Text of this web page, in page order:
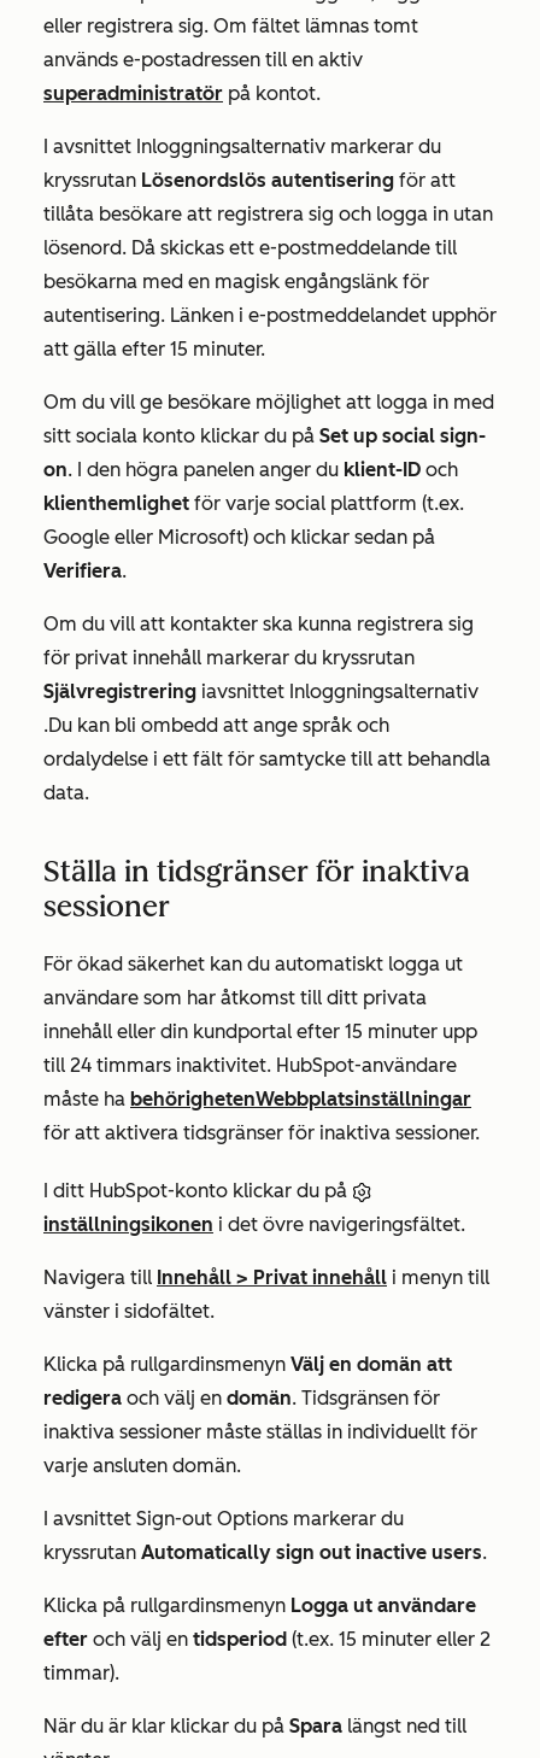
eller registrera sig. Om fältet lämnas tomt
används e-postadressen till en aktiv
superadministratör på kontot.
I avsnittet Inloggningsalternativ markerar du
kryssrutan Lösenordslös autentisering för att
tillåta besökare att registrera sig och logga in utan
lösenord. Då skickas ett e-postmeddelande till
besökarna med en magisk engångslänk för
autentisering. Länken i e-postmeddelandet upphör
att gälla efter 15 minuter.
Om du vill ge besökare möjlighet att logga in med
sitt sociala konto klickar du på Set up social sign-
on. I den högra panelen anger du klient-ID och
klienthemlighet för varje social plattform (t.ex.
Google eller Microsoft) och klickar sedan på
Verifiera.
Om du vill att kontakter ska kunna registrera sig
för privat innehåll markerar du kryssrutan
Självregistrering iavsnittet Inloggningsalternativ
.Du kan bli ombedd att ange språk och
ordalydelse i ett fält för samtycke till att behandla
data.
Ställa in tidsgränser för inaktiva
sessioner
För ökad säkerhet kan du automatiskt logga ut
användare som har åtkomst till ditt privata
innehåll eller din kundportal efter 15 minuter upp
till 24 timmars inaktivitet. HubSpot-användare
måste ha behörighetenWebbplatsinställningar
för att aktivera tidsgränser för inaktiva sessioner.
I ditt HubSpot-konto klickar du på
inställningsikonen i det övre navigeringsfältet.
Navigera till Innehåll > Privat innehåll i menyn till
vänster i sidofältet.
Klicka på rullgardinsmenyn Välj en domän att
redigera och välj en domän. Tidsgränsen för
inaktiva sessioner måste ställas in individuellt för
varje ansluten domän.
I avsnittet Sign-out Options markerar du
kryssrutan Automatically sign out inactive users.
Klicka på rullgardinsmenyn Logga ut användare
efter och välj en tidsperiod (t.ex. 15 minuter eller 2
timmar).
När du är klar klickar du på Spara längst ned till